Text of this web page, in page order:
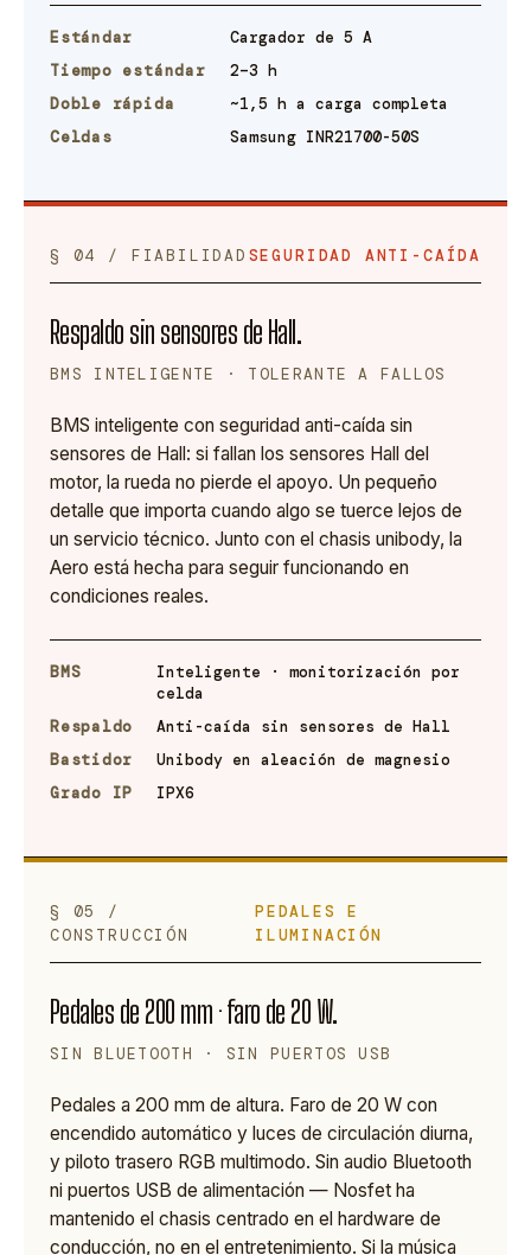
Estándar
Cargador de 5 A
Tiempo estándar
2–3 h
Doble rápida
~1,5 h a carga completa
Celdas
Samsung INR21700-50S
§ 04 / FIABILIDAD SEGURIDAD ANTI-CAÍDA
Respaldo sin sensores de Hall.
BMS INTELIGENTE · TOLERANTE A FALLOS
BMS inteligente con seguridad anti-caída sin
sensores de Hall: si fallan los sensores Hall del
motor, la rueda no pierde el apoyo. Un pequeño
detalle que importa cuando algo se tuerce lejos de
un servicio técnico. Junto con el chasis unibody, la
Aero está hecha para seguir funcionando en
condiciones reales.
BMS
Inteligente · monitorización por
celda
Respaldo
Anti-caída sin sensores de Hall
Bastidor
Unibody en aleación de magnesio
Grado IP
IPX6
§ 05 /
CONSTRUCCIÓN
PEDALES E
ILUMINACIÓN
Pedales de 200 mm · faro de 20 W.
SIN BLUETOOTH · SIN PUERTOS USB
Pedales a 200 mm de altura. Faro de 20 W con
encendido automático y luces de circulación diurna,
y piloto trasero RGB multimodo. Sin audio Bluetooth
ni puertos USB de alimentación — Nosfet ha
mantenido el chasis centrado en el hardware de
conducción, no en el entretenimiento. Si la música